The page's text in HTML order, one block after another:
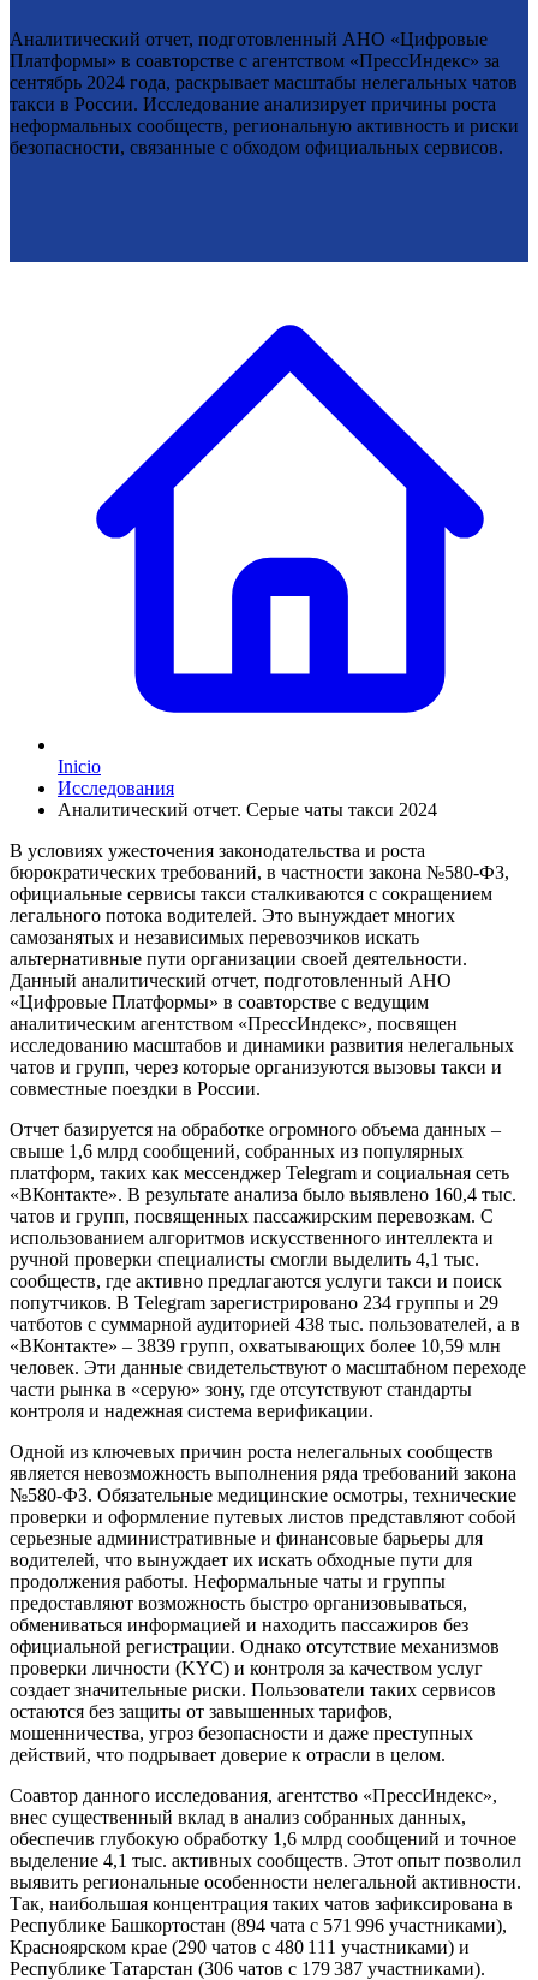
Аналитический отчет, подготовленный АНО «Цифровые
Платформы» в соавторстве с агентством «ПрессИндекс» за
сентябрь 2024 года, раскрывает масштабы нелегальных чатов
такси в России. Исследование анализирует причины роста
неформальных сообществ, региональную активность и риски
безопасности, связанные с обходом официальных сервисов.
Inicio
Исследования
Аналитический отчет. Серые чаты такси 2024
В условиях ужесточения законодательства и роста
бюрократических требований, в частности закона №580-ФЗ,
официальные сервисы такси сталкиваются с сокращением
легального потока водителей. Это вынуждает многих
самозанятых и независимых перевозчиков искать
альтернативные пути организации своей деятельности.
Данный аналитический отчет, подготовленный АНО
«Цифровые Платформы» в соавторстве с ведущим
аналитическим агентством «ПрессИндекс», посвящен
исследованию масштабов и динамики развития нелегальных
чатов и групп, через которые организуются вызовы такси и
совместные поездки в России.
Отчет базируется на обработке огромного объема данных –
свыше 1,6 млрд сообщений, собранных из популярных
платформ, таких как мессенджер Telegram и социальная сеть
«ВКонтакте». В результате анализа было выявлено 160,4 тыс.
чатов и групп, посвященных пассажирским перевозкам. С
использованием алгоритмов искусственного интеллекта и
ручной проверки специалисты смогли выделить 4,1 тыс.
сообществ, где активно предлагаются услуги такси и поиск
попутчиков. В Telegram зарегистрировано 234 группы и 29
чатботов с суммарной аудиторией 438 тыс. пользователей, а в
«ВКонтакте» – 3839 групп, охватывающих более 10,59 млн
человек. Эти данные свидетельствуют о масштабном переходе
части рынка в «серую» зону, где отсутствуют стандарты
контроля и надежная система верификации.
Одной из ключевых причин роста нелегальных сообществ
является невозможность выполнения ряда требований закона
№580-ФЗ. Обязательные медицинские осмотры, технические
проверки и оформление путевых листов представляют собой
серьезные административные и финансовые барьеры для
водителей, что вынуждает их искать обходные пути для
продолжения работы. Неформальные чаты и группы
предоставляют возможность быстро организовываться,
обмениваться информацией и находить пассажиров без
официальной регистрации. Однако отсутствие механизмов
проверки личности (KYC) и контроля за качеством услуг
создает значительные риски. Пользователи таких сервисов
остаются без защиты от завышенных тарифов,
мошенничества, угроз безопасности и даже преступных
действий, что подрывает доверие к отрасли в целом.
Соавтор данного исследования, агентство «ПрессИндекс»,
внес существенный вклад в анализ собранных данных,
обеспечив глубокую обработку 1,6 млрд сообщений и точное
выделение 4,1 тыс. активных сообществ. Этот опыт позволил
выявить региональные особенности нелегальной активности.
Так, наибольшая концентрация таких чатов зафиксирована в
Республике Башкортостан (894 чата с 571 996 участниками),
Красноярском крае (290 чатов с 480 111 участниками) и
Республике Татарстан (306 чатов с 179 387 участниками).